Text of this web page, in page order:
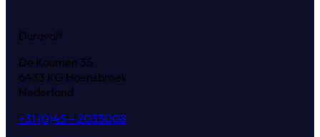
Duravolt
De Koumen 35
6433 KG Hoensbroek
Nederland
+31 (0)45 – 2033008